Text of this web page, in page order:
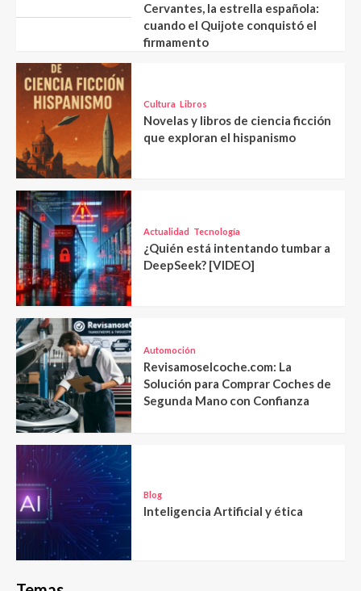
Cervantes, la estrella española:
cuando el Quijote conquistó el
firmamento
Cultura Libros
Novelas y libros de ciencia ficción
que exploran el hispanismo
Actualidad Tecnología
¿Quién está intentando tumbar a
DeepSeek? [VIDEO]
Automoción
Revisamoselcoche.com: La
Solución para Comprar Coches de
Segunda Mano con Confianza
Blog
Inteligencia Artificial y ética